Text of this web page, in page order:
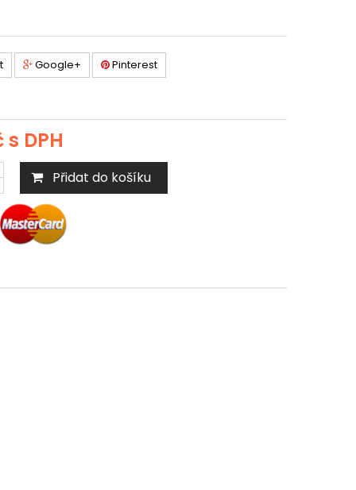
Google+ Pinterest
s DPH
Přidat do košíku